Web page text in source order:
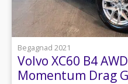
1
Begagnad 2021
Volvo XC60 B4
Momentum Drag